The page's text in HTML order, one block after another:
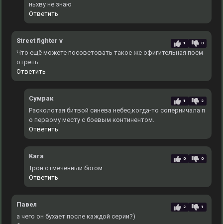
ньхву не знаю
Ответить
Street fighter v 1 0
Что ещё можете посоветовать такое же офигительная посм
отреть.
Ответить
Сумрак 1 2
Расколотая битвой синева небес,когда-то соперничала п
о первому месту с боевым континентом.
Ответить
Kara 0 0
Трон отмеченный богом
Ответить
Павел 2 1
а чего он бухает после каждой серии?)